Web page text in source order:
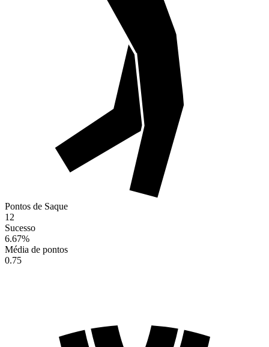
Pontos de Saque
12
Sucesso
6.67%
Média de pontos
0.75